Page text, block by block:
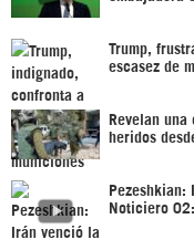
Trump,
escasez de
Revelan
heridos
Pezeshkian:
Noticiero